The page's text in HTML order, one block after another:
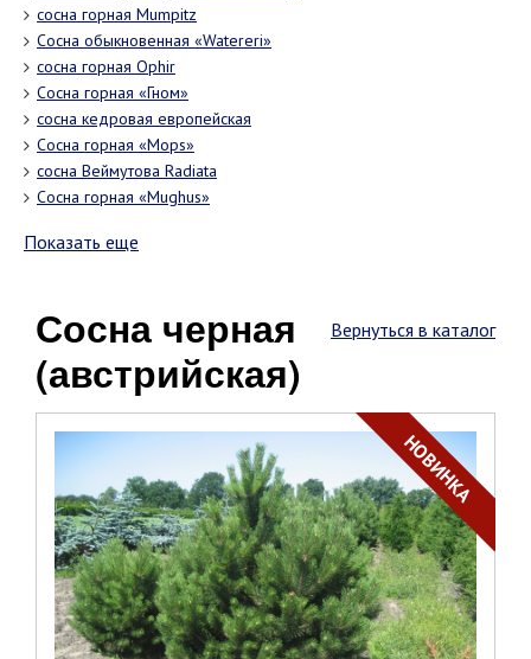
сосна горная Mumpitz
Сосна обыкновенная «Watereri»
сосна горная Ophir
Сосна горная «Гном»
сосна кедровая европейская
Сосна горная «Mops»
сосна Веймутова Radiata
Сосна горная «Mughus»
Показать еще
Вернуться в каталог
Сосна черная
(австрийская)
НОВИНКА